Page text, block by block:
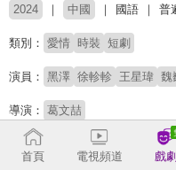
2024 中國 國語 普
類別： 愛情 時裝 短劇
演員： 黑澤 徐軫軫 王星瑋 魏
導演： 葛文喆
# 短劇 # 短劇推薦 # 熱
首頁
電視頻道 戲